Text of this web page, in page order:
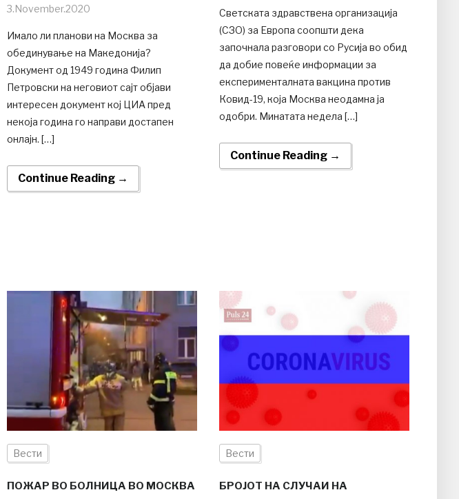
3.November.2020
Имало ли планови на Москва за
обединување на Македонија?
Документ од 1949 година Филип
Петровски на неговиот сајт објави
интересен документ кој ЦИА пред
некоја година го направи достапен
онлајн. […]
Continue Reading →
Светската здравствена организација
(СЗО) за Европа соопшти дека
започнала разговори со Русија во обид
да добие повеќе информации за
експерименталната вакцина против
Ковид-19, која Москва неодамна ја
одобри. Минатата недела […]
Continue Reading →
Вести
ПОЖАР ВО БОЛНИЦА ВО МОСКВА
Вести
БРОЈОТ НА СЛУЧАИ НА